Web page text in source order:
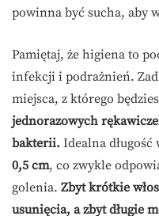
powinna być sucha, aby
Pamiętaj, że higiena to
infekcji i podrażnień.
miejsca, z którego
jednorazowych
bakterii. Idealna długość
0,5 cm, co zwykle
golenia. Zbyt krótkie
usunięcia, a zbyt długie